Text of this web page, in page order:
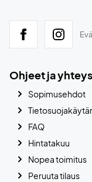
Ohjeet ja
Sopimusehdot
FAQ
Hintatakuu
Nopea toimitus
Peruuta tilaus